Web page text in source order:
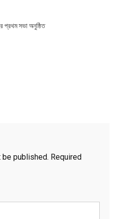
প্রথম সভা অনুষ্ঠিত
published. Required